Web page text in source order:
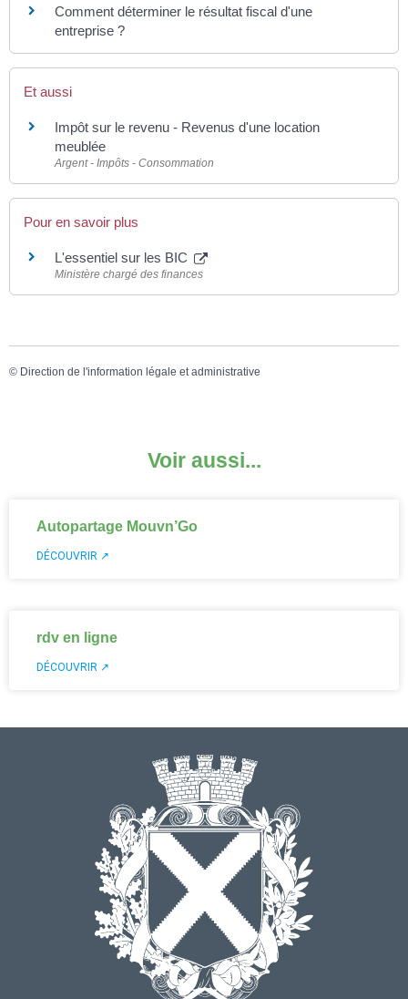
Comment déterminer le résultat fiscal d'une
entreprise ?
Et aussi
Impôt sur le revenu - Revenus d'une location
meublée
Argent - Impôts - Consommation
Pour en savoir plus
L'essentiel sur les BIC
Ministère chargé des finances
© Direction de l'information légale et administrative
Voir aussi...
Autopartage Mouvn’Go
DÉCOUVRIR ↗
rdv en ligne
DÉCOUVRIR ↗